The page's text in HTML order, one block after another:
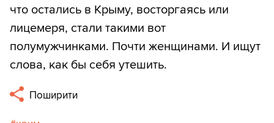
что остались в Крыму, восторгаясь или
лицемеря, стали такими вот
полумужчинками. Почти женщинами. И ищут
слова, как бы себя утешить.
Поширити